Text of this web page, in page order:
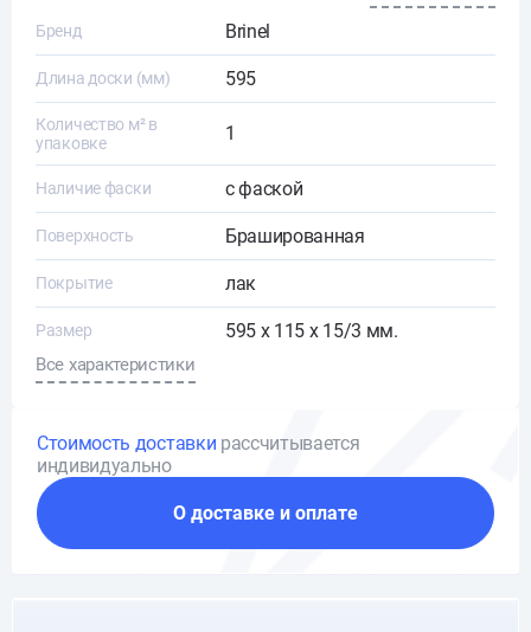
Бренд Brinel
Длина доски (мм) 595
Количество м² в
упаковке
1
Наличие фаски с фаской
Поверхность Брашированная
Покрытие лак
Размер 595 х 115 х 15/3 мм.
Все характеристики
Стоимость доставки рассчитывается
индивидуально
О доставке и оплате